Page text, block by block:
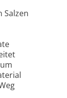
Salzen